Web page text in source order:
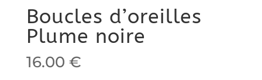
Boucles d’oreilles
Plume noire
16.00 €